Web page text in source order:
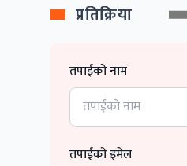
प्रतिक्रिया
तपाईको नाम
तपाईको इमेल